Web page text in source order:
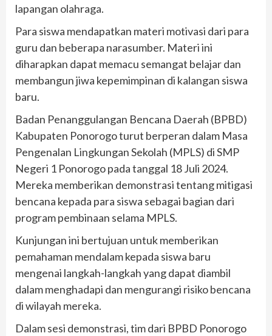
lapangan olahraga.
Para siswa mendapatkan materi motivasi dari para
guru dan beberapa narasumber. Materi ini
diharapkan dapat memacu semangat belajar dan
membangun jiwa kepemimpinan di kalangan siswa
baru.
Badan Penanggulangan Bencana Daerah (BPBD)
Kabupaten Ponorogo turut berperan dalam Masa
Pengenalan Lingkungan Sekolah (MPLS) di SMP
Negeri 1 Ponorogo pada tanggal 18 Juli 2024.
Mereka memberikan demonstrasi tentang mitigasi
bencana kepada para siswa sebagai bagian dari
program pembinaan selama MPLS.
Kunjungan ini bertujuan untuk memberikan
pemahaman mendalam kepada siswa baru
mengenai langkah-langkah yang dapat diambil
dalam menghadapi dan mengurangi risiko bencana
di wilayah mereka.
Dalam sesi demonstrasi, tim dari BPBD Ponorogo